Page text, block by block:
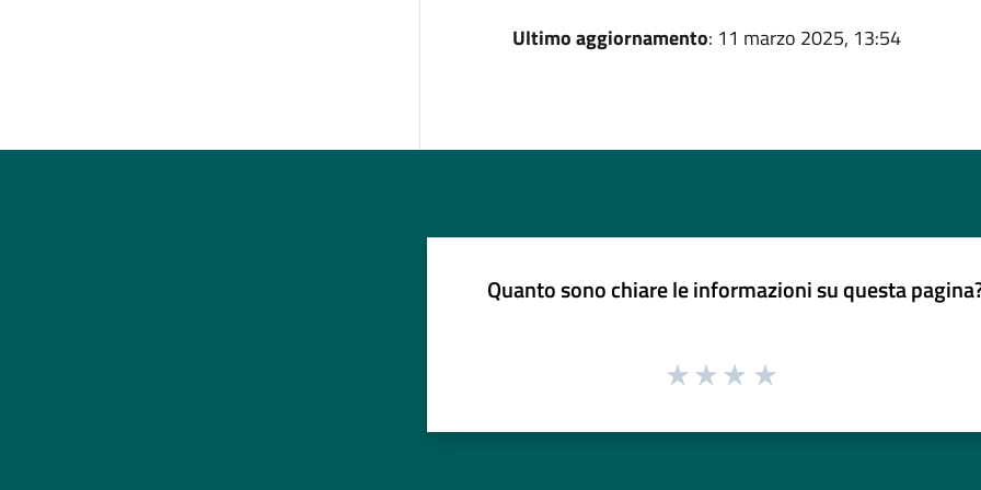
Ultimo aggiornamento: 11 marzo 2025, 13:54
Quanto sono chiare le informazioni su questa